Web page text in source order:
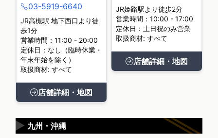
03-5919-6640
JR高槻駅 地下西口より徒
歩1分
営業時間：11:00 - 20:00
定休日：なし（臨時休業・
年末年始を除く）
取扱商材: すべて
店舗詳細・地図
JR姫路駅より徒歩2分
営業時間：10:00 - 17:00
定休日：土日祝のみ営業
取扱商材: すべて
店舗詳細・地図
九州・沖縄
▶